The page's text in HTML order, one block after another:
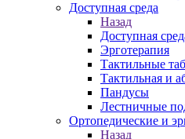
Доступная среда
Назад
Доступная
Эрготерапия
Тактильные
Тактильная и
Пандусы
Лестничные
Ортопедические и
Назад